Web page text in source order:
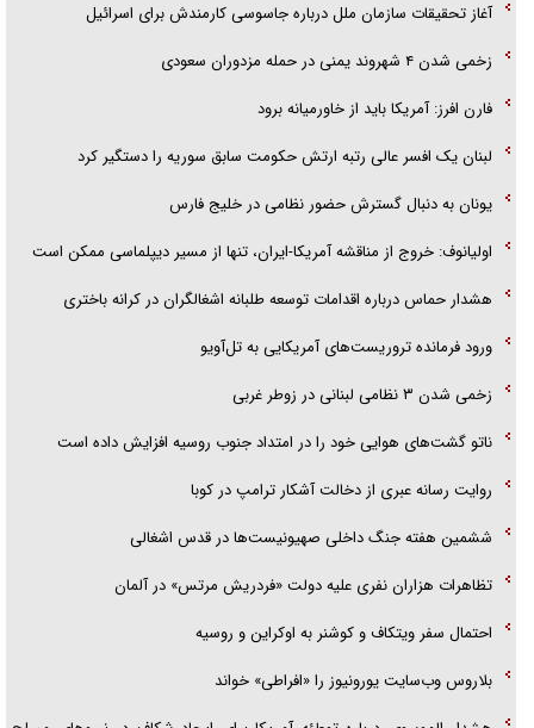
آغاز تحقیقات سازمان ملل درباره جاسوسی کارمندش برای اسرائیل
زخمی شدن ۴ شهروند یمنی در حمله مزدوران سعودی
فارن افرز: آمریکا باید از خاورمیانه برود
لبنان یک افسر عالی رتبه ارتش حکومت سابق سوریه را دستگیر کرد
یونان به دنبال گسترش حضور نظامی در خلیج فارس
اولیانوف: خروج از مناقشه آمریکا-ایران، تنها از مسیر دیپلماسی ممکن است
هشدار حماس درباره اقدامات توسعه طلبانه اشغالگران در کرانه باختری
ورود فرمانده تروریست‌های آمریکایی به تل‌آویو
زخمی شدن ۳ نظامی لبنانی در زوطر غربی
ناتو گشت‌های هوایی خود را در امتداد جنوب روسیه افزایش داده است
روایت رسانه عبری از دخالت آشکار ترامپ در کوبا
ششمین هفته جنگ داخلی صهیونیست‌ها در قدس اشغالی
تظاهرات هزاران نفری علیه دولت «فردریش مرتس» در آلمان
احتمال سفر ویتکاف و کوشنر به اوکراین و روسیه
بلاروس وب‌سایت یورونیوز را «افراطی» خواند